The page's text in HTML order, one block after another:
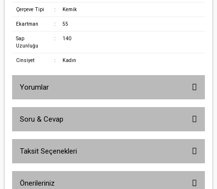
Çerçeve Tipi : Kemik
Ekartman : 55
Sap
Uzunluğu
: 140
Cinsiyet : Kadın
Yorumlar
Soru & Cevap
Taksit Seçenekleri
Önerileriniz